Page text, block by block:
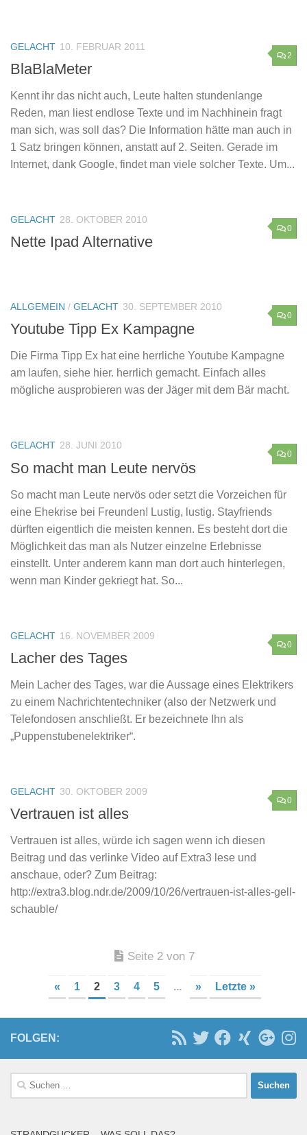
2
GELACHT 10. FEBRUAR 2011
BlaBlaMeter
Kennt ihr das nicht auch, Leute halten stundenlange
Reden, man liest endlose Texte und im Nachhinein fragt
man sich, was soll das? Die Information hätte man auch in
1 Satz bringen können, anstatt auf 2. Seiten. Gerade im
Internet, dank Google, findet man viele solcher Texte. Um...
0
GELACHT 28. OKTOBER 2010
Nette Ipad Alternative
0
ALLGEMEIN / GELACHT 30. SEPTEMBER 2010
Youtube Tipp Ex Kampagne
Die Firma Tipp Ex hat eine herrliche Youtube Kampagne
am laufen, siehe hier. herrlich gemacht. Einfach alles
mögliche ausprobieren was der Jäger mit dem Bär macht.
0
GELACHT 28. JUNI 2010
So macht man Leute nervös
So macht man Leute nervös oder setzt die Vorzeichen für
eine Ehekrise bei Freunden! Lustig, lustig. Stayfriends
dürften eigentlich die meisten kennen. Es besteht dort die
Möglichkeit das man als Nutzer einzelne Erlebnisse
einstellt. Unter anderem kann man dort auch hinterlegen,
wenn man Kinder gekriegt hat. So...
0
GELACHT 16. NOVEMBER 2009
Lacher des Tages
Mein Lacher des Tages, war die Aussage eines Elektrikers
zu einem Nachrichtentechniker (also der Netzwerk und
Telefondosen anschließt. Er bezeichnete Ihn als
„Puppenstubenelektriker“.
0
GELACHT 30. OKTOBER 2009
Vertrauen ist alles
Vertrauen ist alles, würde ich sagen wenn ich diesen
Beitrag und das verlinke Video auf Extra3 lese und
anschaue, oder? Zum Beitrag:
http://extra3.blog.ndr.de/2009/10/26/vertrauen-ist-alles-gell-
schauble/
Seite 2 von 7
« 1 2 3 4 5 ... » Letzte »
FOLGEN:
Suchen
nach: